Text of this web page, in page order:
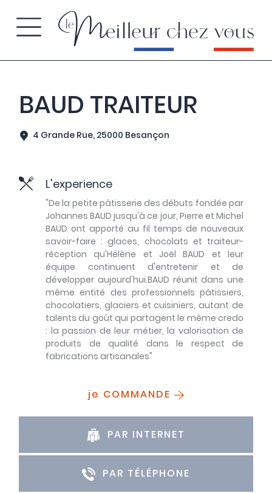
BAUD TRAITEUR
4 Grande Rue, 25000 Besançon
L'experience
"De la petite pâtisserie des débuts fondée par
Johannes BAUD jusqu'à ce jour, Pierre et Michel
BAUD ont apporté au fil temps de nouveaux
savoir-faire : glaces, chocolats et traiteur-
réception qu'Hélène et Joël BAUD et leur
équipe continuent d'entretenir et de
développer aujourd'hui.BAUD réunit dans une
même entité des professionnels pâtissiers,
chocolatiers, glaciers et cuisiniers, autant de
talents du goût qui partagent le même credo
: la passion de leur métier, la valorisation de
produits de qualité dans le respect de
fabrications artisanales"
je COMMANDE
PAR INTERNET
PAR TÉLÉPHONE